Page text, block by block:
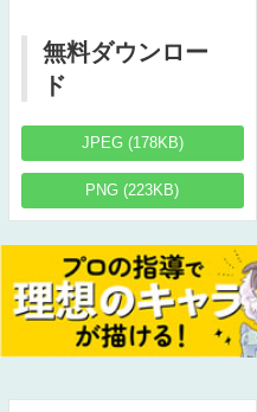
無料ダウンロー
ド
JPEG (178KB)
PNG (223KB)